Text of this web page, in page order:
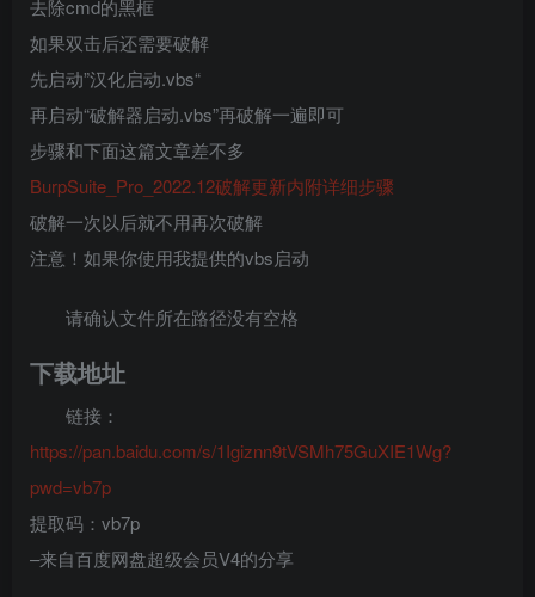
去除cmd的黑框
如果双击后还需要破解
先启动”汉化启动.vbs“
再启动“破解器启动.vbs”再破解一遍即可
步骤和下面这篇文章差不多
BurpSuite_Pro_2022.12破解更新内附详细步骤
破解一次以后就不用再次破解
注意！如果你使用我提供的vbs启动
请确认文件所在路径没有空格
下载地址
链接：
https://pan.baidu.com/s/1Igiznn9tVSMh75GuXIE1Wg?
pwd=vb7p
提取码：vb7p
–来自百度网盘超级会员V4的分享